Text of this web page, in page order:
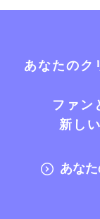
あなたのク
ファン
新し
あな